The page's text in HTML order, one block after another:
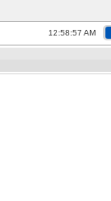
12:58:57 AM